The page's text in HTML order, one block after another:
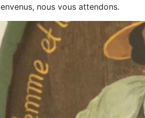
nous vous attendons.